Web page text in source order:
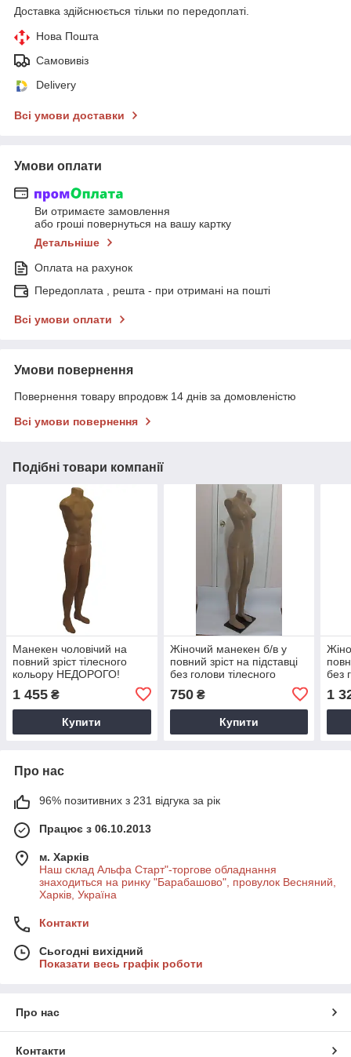
Доставка здійснюється тільки по передоплаті.
Нова Пошта
Самовивіз
Delivery
Всі умови доставки
Умови оплати
Ви отримаєте замовлення
або гроші повернуться на вашу картку
Детальніше
Оплата на рахунок
Передоплата , решта - при отримані на пошті
Всі умови оплати
Умови повернення
Повернення товару впродовж 14 днів за домовленістю
Всі умови повернення
Подібні товари компанії
Манекен чоловічий на
повний зріст тілесного
кольору НЕДОРОГО!
1 455 ₴
Купити
Жіночий манекен б/в у
повний зріст на підставці
без голови тілесного
750₴
Купити
без
1
Про нас
96% позитивних з 231 відгука за рік
Працює з 06.10.2013
м. Харків
Наш склад Альфа Старт"-торгове обладнання
знаходиться на ринку "Барабашово", провулок Весняний,
Харків, Україна
Контакти
Сьогодні вихідний
Показати весь графік роботи
Про нас
Контакти